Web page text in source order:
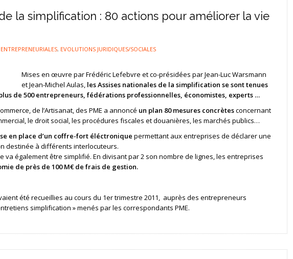
la simplification : 80 actions pour améliorer la vie
, EVOLUTIONS JURIDIQUES/SOCIALES
Mises en œuvre par Frédéric Lefebvre et co-présidées par Jean-Luc Warsmann
et Jean-Michel Aulas, les Assises nationales de la simplification se sont tenues
de 500 entrepreneurs, fédérations professionnelles, économistes, experts …
de l’Artisanat, des PME a annoncé un plan 80 mesures concrètesconcernant
le droit social, les procédures fiscales et douanières, les marchés publics…
en place d’un coffre-fort éléctronique permettant aux entreprises de déclarer une
destinée à différents interlocuteurs.
va également être simplifié. En divisant par 2 son nombre de lignes, les entreprises
de près de 100 M€ de frais de gestion.
été recueillies au cours du 1er trimestre 2011, auprès des entrepreneurs
simplification » menés par les correspondants PME.